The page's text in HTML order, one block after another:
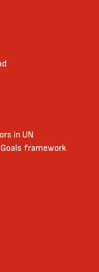
in UN
framework